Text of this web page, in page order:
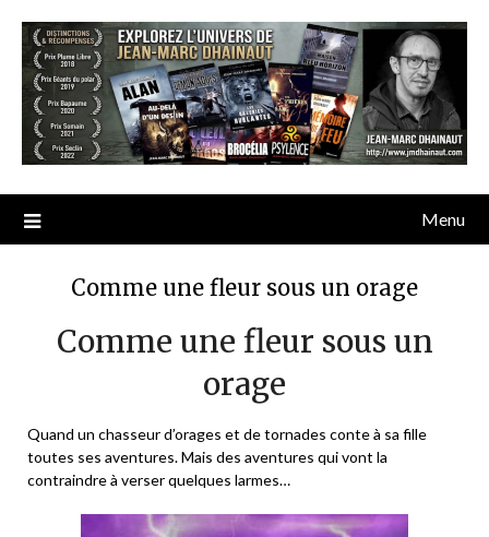
Menu
Comme une fleur sous un orage
Comme une fleur sous un
orage
Quand un chasseur d’orages et de tornades conte à sa fille
toutes ses aventures. Mais des aventures qui vont la
contraindre à verser quelques larmes…